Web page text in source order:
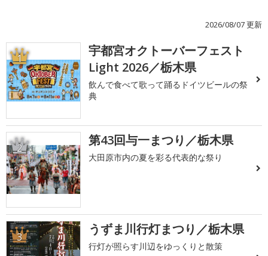
2026/08/07 更新
1
宇都宮オクトーバーフェスト
Light 2026／栃木県
飲んで食べて歌って踊るドイツビールの祭
典
2 第43回与一まつり／栃木県
大田原市内の夏を彩る代表的な祭り
3 うずま川行灯まつり／栃木県
行灯が照らす川辺をゆっくりと散策